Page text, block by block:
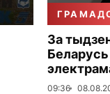
За
09:36